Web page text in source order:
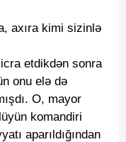
axıra kimi sizinlə
icra etdikdən sonra
onu elə də
O, mayor
komandiri
aparıldığından